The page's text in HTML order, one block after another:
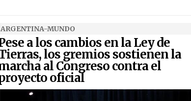
ARGENTINA-MUNDO
a los cambios en la Ley de
los gremios sostienen la
al Congreso contra el
oficial